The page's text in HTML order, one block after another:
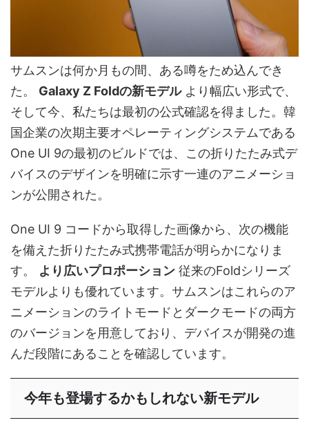
サムスンは何か月もの間、ある噂をため込んでき
た。 Galaxy Z Foldの新モデルより幅広い形式で、
そして今、私たちは最初の公式確認を得ました。韓
国企業の次期主要オペレーティングシステムである
One UI 9の最初のビルドでは、この折りたたみ式デ
バイスのデザインを明確に示す一連のアニメーショ
ンが公開された。
One UI 9 コードから取得した画像から、次の機能
を備えた折りたたみ式携帯電話が明らかになりま
す。 より広いプロポーション 従来のFoldシリーズ
モデルよりも優れています。サムスンはこれらのア
ニメーションのライトモードとダークモードの両方
のバージョンを用意しており、デバイスが開発の進
んだ段階にあることを確認しています。
今年も登場するかもしれない新モデル